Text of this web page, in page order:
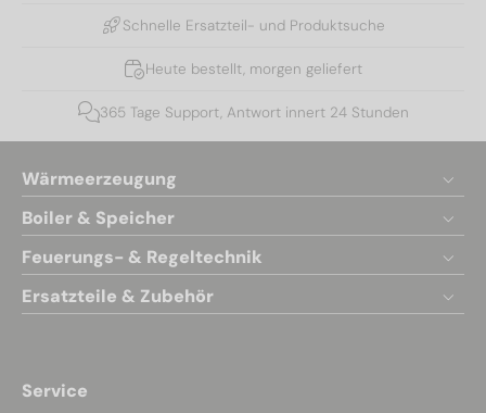
Schnelle Ersatzteil- und Produktsuche
Heute bestellt, morgen geliefert
365 Tage Support, Antwort innert 24 Stunden
Wärmeerzeugung
Boiler & Speicher
Feuerungs- & Regeltechnik
Ersatzteile & Zubehör
Service